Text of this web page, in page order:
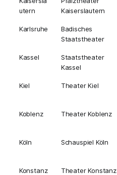
utern
Kaiserslautern
Karlsruhe
Badisches
Staatstheater
Kassel
Staatstheater
Kassel
Kiel Theater Kiel
Koblenz Theater Koblenz
Köln Schauspiel Köln
Konstanz Theater Konstanz